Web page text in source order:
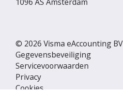
© 2026 Visma eAccounting BV
Gegevensbeveiliging
Servicevoorwaarden
Privacy
Cookies